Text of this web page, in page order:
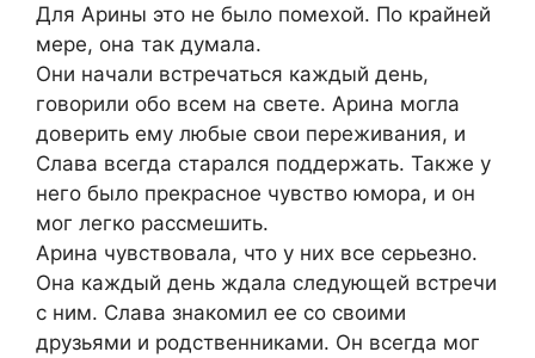
Для Арины это не было помехой. По крайней
мере, она так думала.
Они начали встречаться каждый день,
говорили обо всем на свете. Арина могла
доверить ему любые свои переживания, и
Слава всегда старался поддержать. Также у
него было прекрасное чувство юмора, и он
мог легко рассмешить.
Арина чувствовала, что у них все серьезно.
Она каждый день ждала следующей встречи
с ним. Слава знакомил ее со своими
друзьями и родственниками. Он всегда мог